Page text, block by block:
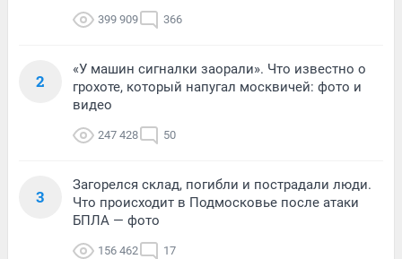
399 909 366
2
«У машин сигналки заорали». Что известно о
грохоте, который напугал москвичей: фото и
видео
247 428 50
3
Загорелся склад, погибли и пострадали люди.
Что происходит в Подмосковье после атаки
БПЛА — фото
156 462 17